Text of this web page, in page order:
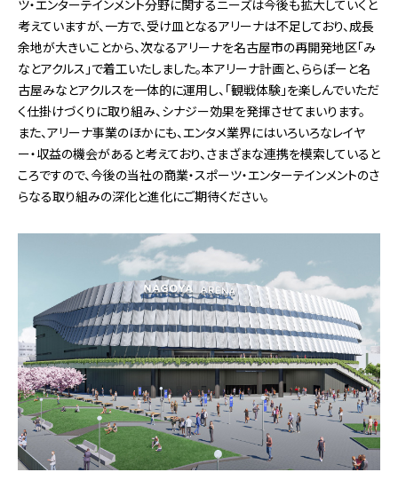
ツ・エンターテインメント分野に関するニーズは今後も拡大していくと
考えていますが、一方で、受け皿となるアリーナは不足しており、成長
余地が大きいことから、次なるアリーナを名古屋市の再開発地区「み
なとアクルス」で着工いたしました。本アリーナ計画と、ららぽーと名
古屋みなとアクルスを一体的に運用し、「観戦体験」を楽しんでいただ
く仕掛けづくりに取り組み、シナジー効果を発揮させてまいります。
また、アリーナ事業のほかにも、エンタメ業界にはいろいろなレイヤ
ー・収益の機会があると考えており、さまざまな連携を模索していると
ころですので、今後の当社の商業・スポーツ・エンターテインメントのさ
らなる取り組みの深化と進化にご期待ください。